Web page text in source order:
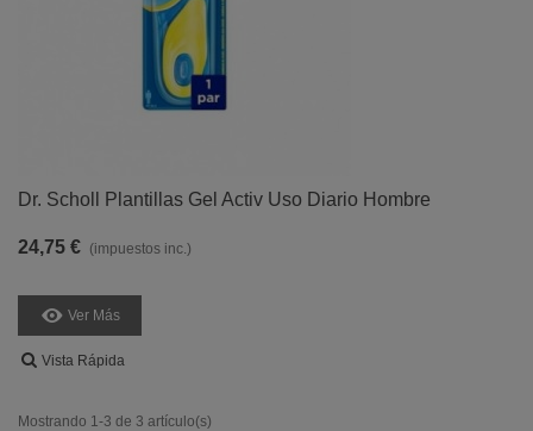
Dr. Scholl Plantillas Gel Activ Uso Diario Hombre
24,75 € (impuestos inc.)
Ver Más
Vista Rápida
Mostrando 1-3 de 3 artículo(s)